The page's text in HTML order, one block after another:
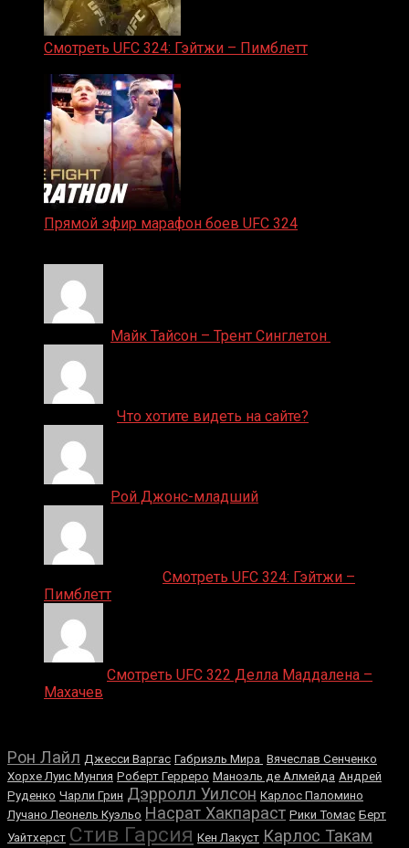
Смотреть UFC 324: Гэйтжи – Пимблетт
Прямой эфир марафон боев UFC 324
Майк Тайсон – Трент Синглетон
Что хотите видеть на сайте?
Рой Джонс-младший
Смотреть UFC 324: Гэйтжи –
Пимблетт
Смотреть UFC 322 Делла Маддалена –
Махачев
Рон Лайл Джесси Варгас Габриэль Мира Вячеслав Сенченко
Хорхе Луис Мунгия Роберт Герреро Маноэль де Алмейда Андрей
Руденко Чарли Грин Дэрролл Уилсон Карлос Паломино
Лучано Леонель Куэльо Насрат Хакпараст Рики Томас Берт
Уайтхерст Стив Гарсия Кен Лакуст Карлос Такам